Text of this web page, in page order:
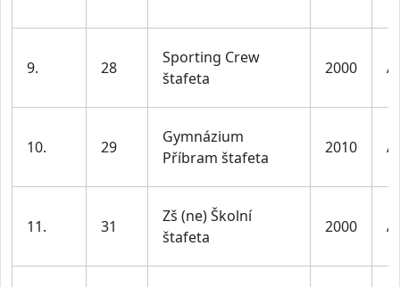
9. 28
Sporting Crew
štafeta
2000 A
10. 29
Gymnázium
Příbram štafeta
2010 A
11. 31
Zš (ne) Školní
štafeta
2000 A